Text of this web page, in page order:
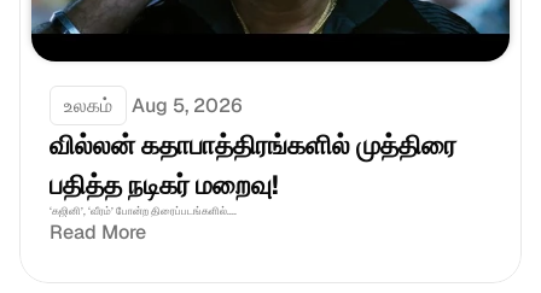
உலகம் Aug 5, 2026
வில்லன் கதாபாத்திரங்களில் முத்திரை
பதித்த நடிகர் மறைவு!
‘கஜினி’, ‘வீரம்’ போன்ற திரைப்படங்களில்....
Read More